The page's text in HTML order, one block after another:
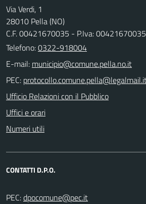
Via Verdi, 1
28010 Pella (NO)
C.F. 00421670035 - P.Iva: 00421670035
Telefono:0322-918004
E-mail:
PEC:
Ufficio Relazioni con il Pubblico
Uffici e orari
Numeri utili
CONTATTI D.P.O.
PEC: